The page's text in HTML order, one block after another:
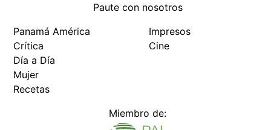
Paute con nosotros
Panamá América
Crítica
Día a Día
Mujer
Recetas
Impresos
Cine
Miembro de: